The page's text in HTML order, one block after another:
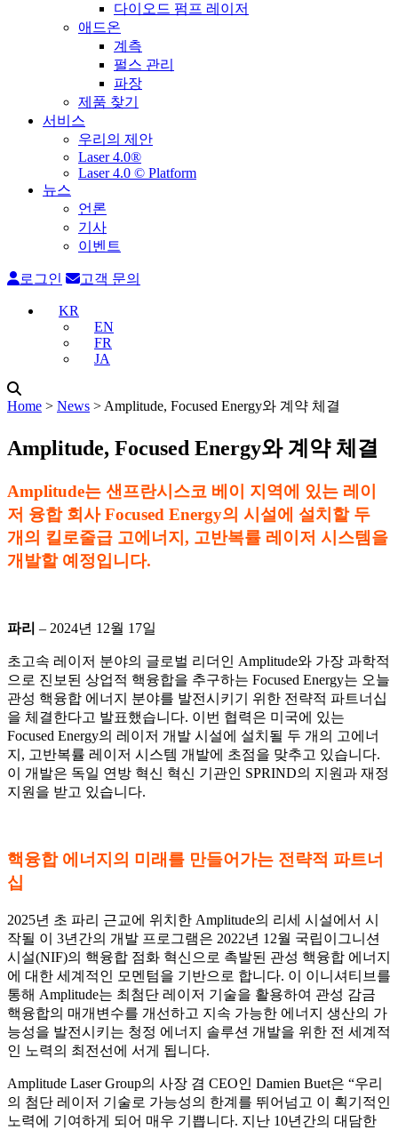
다이오드 펌프 레이저
애드온
계측
펄스 관리
파장
제품 찾기
서비스
우리의 제안
Laser 4.0®
Laser 4.0 © Platform
뉴스
언론
기사
이벤트
로그인 고객 문의
KR
EN
FR
JA
Home ˃ News ˃ Amplitude, Focused Energy와 계약 체결
Amplitude, Focused Energy와 계약 체결
Amplitude는 샌프란시스코 베이 지역에 있는 레이
저 융합 회사 Focused Energy의 시설에 설치할 두
개의 킬로줄급 고에너지, 고반복률 레이저 시스템을
개발할 예정입니다.
파리 – 2024년 12월 17일
초고속 레이저 분야의 글로벌 리더인 Amplitude와 가장 과학적
으로 진보된 상업적 핵융합을 추구하는 Focused Energy는 오늘
관성 핵융합 에너지 분야를 발전시키기 위한 전략적 파트너십
을 체결한다고 발표했습니다. 이번 협력은 미국에 있는
Focused Energy의 레이저 개발 시설에 설치될 두 개의 고에너
지, 고반복률 레이저 시스템 개발에 초점을 맞추고 있습니다.
이 개발은 독일 연방 혁신 혁신 기관인 SPRIND의 지원과 재정
지원을 받고 있습니다.
핵융합 에너지의 미래를 만들어가는 전략적 파트너
십
2025년 초 파리 근교에 위치한 Amplitude의 리세 시설에서 시
작될 이 3년간의 개발 프로그램은 2022년 12월 국립이그니션
시설(NIF)의 핵융합 점화 혁신으로 촉발된 관성 핵융합 에너지
에 대한 세계적인 모멘텀을 기반으로 합니다. 이 이니셔티브를
통해 Amplitude는 최첨단 레이저 기술을 활용하여 관성 감금
핵융합의 매개변수를 개선하고 지속 가능한 에너지 생산의 가
능성을 발전시키는 청정 에너지 솔루션 개발을 위한 전 세계적
인 노력의 최전선에 서게 됩니다.
Amplitude Laser Group의 사장 겸 CEO인 Damien Buet은 “우리
의 첨단 레이저 기술로 가능성의 한계를 뛰어넘고 이 획기적인
노력에 기여하게 되어 매우 기쁩니다. 지난 10년간의 대담한